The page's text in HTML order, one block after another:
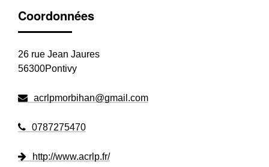
Coordonnées
26 rue Jean Jaures
56300Pontivy
acrlpmorbihan@gmail.com
0787275470
http://www.acrlp.fr/